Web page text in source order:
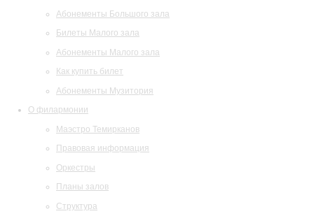
Абонементы Большого зала
Билеты Малого зала
Абонементы Малого зала
Как купить билет
Абонементы Музитория
О филармонии
Маэстро Темирканов
Правовая информация
Оркестры
Планы залов
Структура